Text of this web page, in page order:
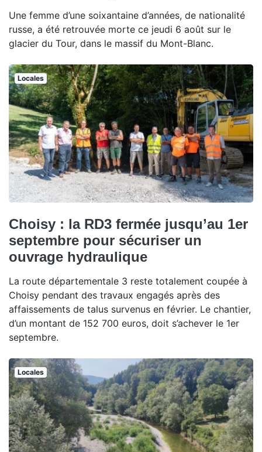
Une femme d’une soixantaine d’années, de nationalité
russe, a été retrouvée morte ce jeudi 6 août sur le
glacier du Tour, dans le massif du Mont-Blanc.
Locales
Choisy : la RD3 fermée jusqu’au 1er
septembre pour sécuriser un
ouvrage hydraulique
La route départementale 3 reste totalement coupée à
Choisy pendant des travaux engagés après des
affaissements de talus survenus en février. Le chantier,
d’un montant de 152 700 euros, doit s’achever le 1er
septembre.
Locales